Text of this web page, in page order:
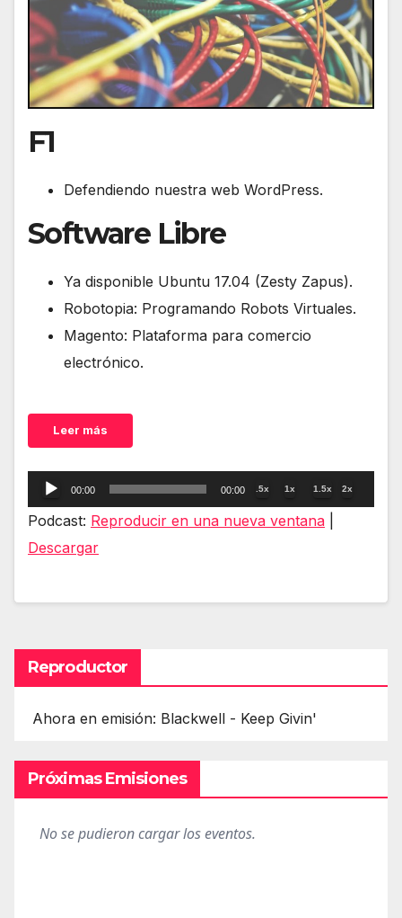
F1
Defendiendo nuestra web WordPress.
Software Libre
Ya disponible Ubuntu 17.04 (Zesty Zapus).
Robotopia: Programando Robots Virtuales.
Magento: Plataforma para comercio
electrónico.
Leer más
Reproductor
de
00:00 00:00 .5x 1x 1.5x 2x
Podcast: Reproducir en una nueva ventana
Descargar
Reproductor
Ahora en emisión: Blackwell - Keep Givin'
Próximas Emisiones